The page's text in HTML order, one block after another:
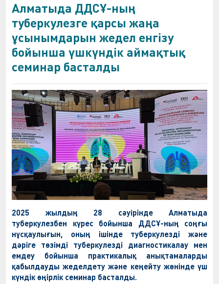
Алматыда ДДСҰ-ның
туберкулезге қарсы жаңа
ұсынымдарын жедел енгізу
бойынша үшкүндік аймақтық
семинар басталды
2025 жылдың 28 сәуірінде Алматыда
туберкулезбен күрес бойынша ДДСҰ-ның соңғы
нұсқаулығын, оның ішінде туберкулезді және
дәріге төзімді туберкулезді диагностикалау мен
емдеу бойынша практикалық анықтамаларды
қабылдауды жеделдету және кеңейту жөнінде үш
күндік өңірлік семинар басталды.